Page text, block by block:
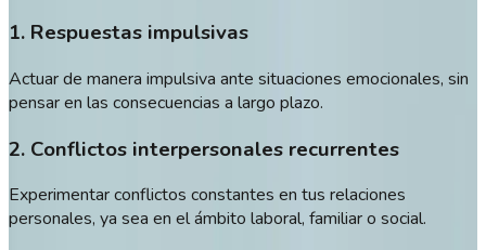
1. Respuestas impulsivas
Actuar de manera impulsiva ante situaciones emocionales, sin
pensar en las consecuencias a largo plazo.
2. Conflictos interpersonales recurrentes
Experimentar conflictos constantes en tus relaciones
personales, ya sea en el ámbito laboral, familiar o social.